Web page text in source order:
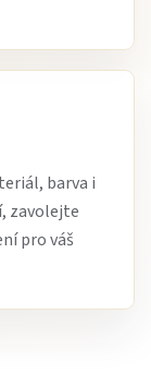
barva i
zavolejte
pro váš